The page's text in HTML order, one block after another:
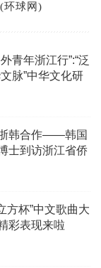
环球网)
青年浙江行”:“泛
脉”中华文化研
韩合作——韩国
士到访浙江省侨
方杯”中文歌曲大
彩表现来啦